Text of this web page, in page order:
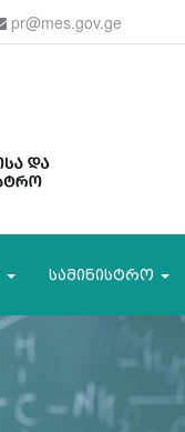
pr@mes.gov.ge
სამინისტრო